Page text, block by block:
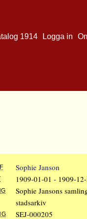
1914 Logga in
Sophie Janson
1909-01-01 - 1909-
Sophie Jansons
stadsarkiv
SEJ-000205